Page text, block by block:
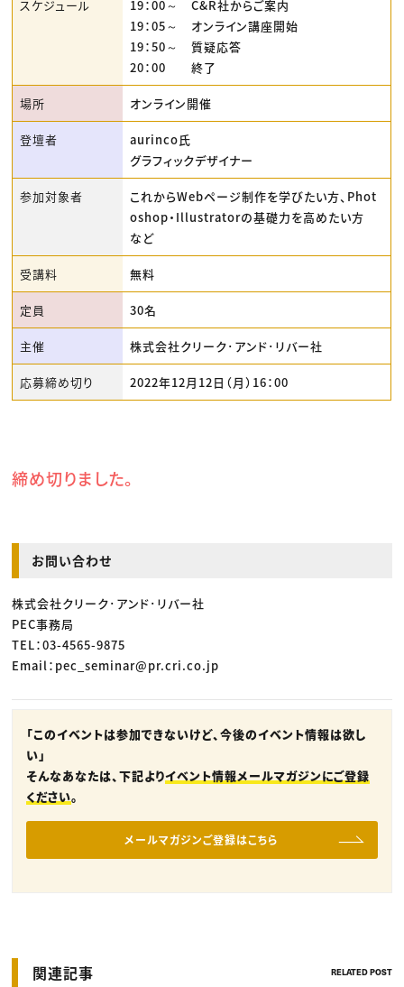
スケジュール
19：00～ C&R社からご案内
19：05～ オンライン講座開始
19：50～ 質疑応答
20：00 終了
場所 オンライン開催
登壇者
aurinco氏
グラフィックデザイナー
参加対象者
これからWebページ制作を学びたい方、Phot
oshop・Illustratorの基礎力を高めたい方
など
受講料 無料
定員 30名
主催 株式会社クリーク･アンド･リバー社
応募締め切り 2022年12月12日（月）16：00
締め切りました。
お問い合わせ
株式会社クリーク･アンド･リバー社
PEC事務局
TEL：03-4565-9875
Email：pec_seminar@pr.cri.co.jp
「このイベントは参加できないけど、今後のイベント情報は欲し
い」
そんなあなたは、下記よりイベント情報メールマガジンにご登録
ください。
メールマガジンご登録はこちら
関連記事 RELATED POST